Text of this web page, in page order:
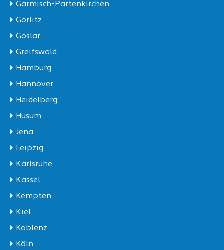
Garmisch-Partenkirchen
Görlitz
Goslar
Greifswald
Hamburg
Hannover
Heidelberg
Husum
Jena
Leipzig
Karlsruhe
Kassel
Kempten
Kiel
Koblenz
Köln